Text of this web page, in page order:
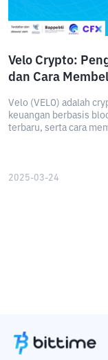
Velo Crypto:
dan Cara
Velo (VELO) adalah
keuangan berbasis
terbaru, serta cara
2025-03-24